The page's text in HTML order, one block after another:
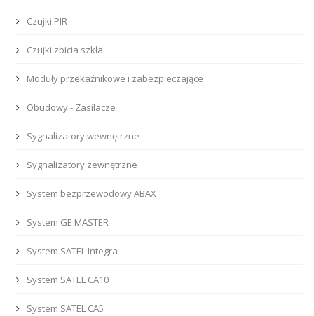
Czujki PIR
Czujki zbicia szkła
Moduły przekaźnikowe i zabezpieczające
Obudowy - Zasilacze
Sygnalizatory wewnętrzne
Sygnalizatory zewnętrzne
System bezprzewodowy ABAX
System GE MASTER
System SATEL Integra
System SATEL CA10
System SATEL CA5